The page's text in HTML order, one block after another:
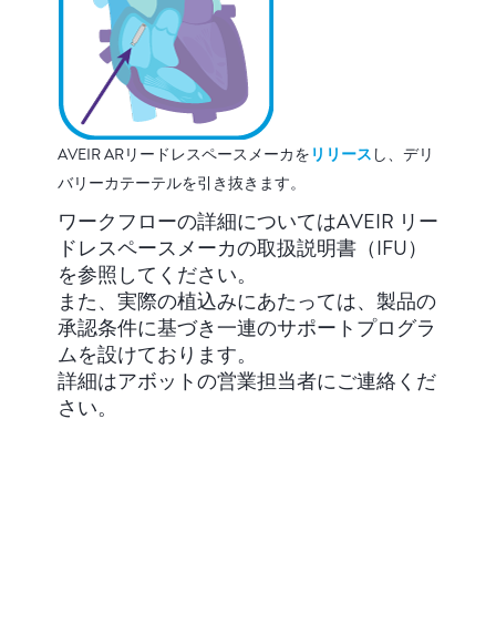
AVEIR ARリードレスペースメーカを リリース し、デリ
バリーカテーテルを引き抜きます。
ワークフローの詳細についてはAVEIR リー
ドレスペースメーカの取扱説明書（IFU）
を参照してください。
また、実際の植込みにあたっては、製品の
承認条件に基づき一連のサポートプログラ
ムを設けております。
詳細はアボットの営業担当者にご連絡くだ
さい。